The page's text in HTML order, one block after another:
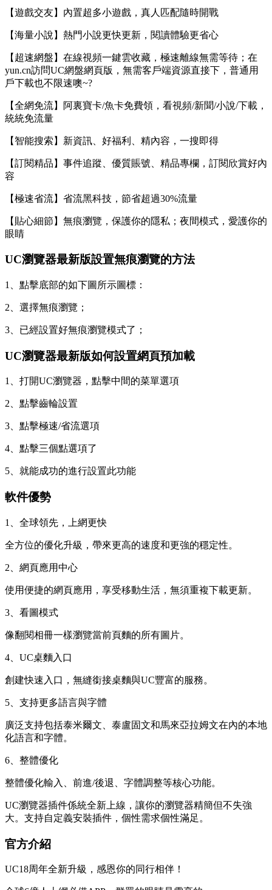
【遊戲交友】內置超多小遊戲，真人匹配隨時開戰
【海量小說】熱門小說更快更新，閱讀體驗更省心
【超速網盤】在線視頻一鍵雲收藏，極速離線無需等待；在
yun.cn訪問UC網盤網頁版，無需客戶端資源直接下，普通用
戶下載也不限速噢~?
【全網免流】阿裏寶卡/魚卡免費領，看視頻/新聞/小說/下載，
統統免流量
【智能搜索】新資訊、好福利、精內容，一搜即得
【訂閱精品】事件追蹤、優質賬號、精品專欄，訂閱欣賞好內
容
【極速省流】省流黑科技，節省超過30%流量
【貼心細節】無痕瀏覽，保護你的隱私；夜間模式，愛護你的
眼睛
UC瀏覽器最新版設置無痕瀏覽的方法
1、點擊底部的如下圖所示圖標：
2、選擇無痕瀏覽；
3、已經設置好無痕瀏覽模式了；
UC瀏覽器最新版如何設置網頁預加載
1、打開UC瀏覽器，點擊中間的菜單選項
2、點擊齒輪設置
3、點擊極速/省流選項
4、點擊三個點選項了
5、就能成功的進行設置此功能
軟件優勢
1、全球領先，上網更快
全方位的優化升級，帶來更高的速度和更強的穩定性。
2、網頁應用中心
使用便捷的網頁應用，享受移動生活，無須重複下載更新。
3、看圖模式
像翻閱相冊一樣瀏覽當前頁麵的所有圖片。
4、UC桌麵入口
創建快速入口，無縫銜接桌麵與UC豐富的服務。
5、支持更多語言與字體
廣泛支持包括泰米爾文、泰盧固文和馬來亞拉姆文在內的本地
化語言和字體。
6、整體優化
整體優化輸入、前進/後退、字體調整等核心功能。
UC瀏覽器插件係統全新上線，讓你的瀏覽器精簡但不失強
大。支持自定義安裝插件，個性需求個性滿足。
官方介紹
UC18周年全新升級，感恩你的同行相伴！